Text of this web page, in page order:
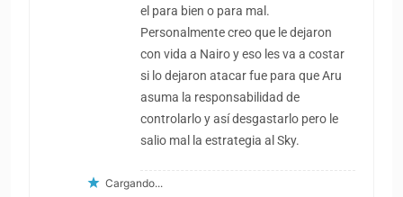
el para bien o para mal.
Personalmente creo que le dejaron
con vida a Nairo y eso les va a costar
si lo dejaron atacar fue para que Aru
asuma la responsabilidad de
controlarlo y así desgastarlo pero le
salio mal la estrategia al Sky.
Cargando...